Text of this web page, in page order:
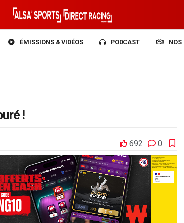
ÉMISSIONS & VIDÉOS PODCAST NOS
!
692 0